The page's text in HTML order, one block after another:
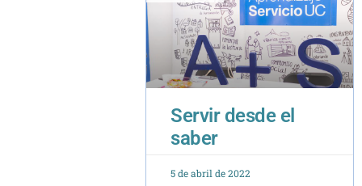
Servir desde el
saber
5 de abril de 2022